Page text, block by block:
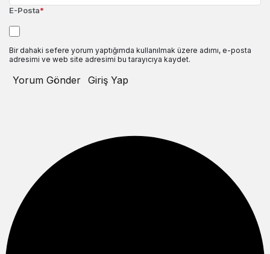
E-Posta*
Bir dahaki sefere yorum yaptığımda kullanılmak üzere adımı, e-posta
adresimi ve web site adresimi bu tarayıcıya kaydet.
Yorum Gönder Giriş Yap